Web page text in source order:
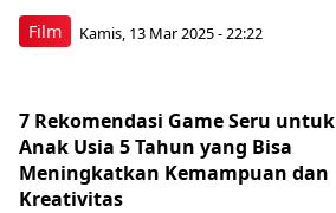
Film Kamis, 13 Mar 2025 - 22:22
7 Rekomendasi Game Seru untuk
Anak Usia 5 Tahun yang Bisa
Meningkatkan Kemampuan dan
Kreativitas